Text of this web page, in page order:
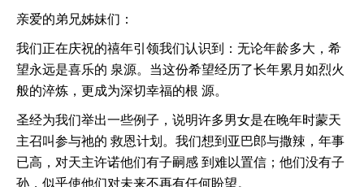
亲爱的弟兄姊妹们：
我们正在庆祝的禧年引领我们认识到：无论年龄多大，希
望永远是喜乐的 泉源。当这份希望经历了长年累月如烈火
般的淬炼，更成为深切幸福的根 源。
圣经为我们举出一些例子，说明许多男女是在晚年时蒙天
主召叫参与祂的 救恩计划。我们想到亚巴郎与撒辣，年事
已高，对天主许诺他们有子嗣感 到难以置信；他们没有子
孙，似乎使他们对未来不再有任何盼望。